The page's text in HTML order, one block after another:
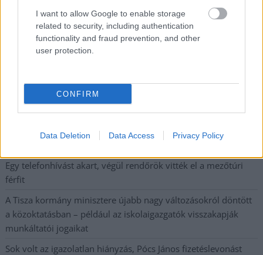
I want to allow Google to enable storage
related to security, including authentication
functionality and fraud prevention, and other
user protection.
CONFIRM
Data Deletion Data Access Privacy Policy
Ön szerint hogy készül a hamisítatlan szolnoki habos isler?
Országos ellenőrzés indult a hazai akkumulátoripari
üzemekben
Györfi Mihály több tucat vállalkozással egyeztetett a
kerékpárgyár dolgozóinak megsegítéséről
41 fok fölé forrósodott az ország, Szolnokon pedig egy másik
Egy telefonhívást akart, végül rendőrök vitték el a mezőtúri
férfit
A Tisza kormány minisztere újabb nagy változásokról döntött
a közoktatásban – például az iskolaigazgatók visszakapják
munkáltatói jogaikat
Sok volt az igazolatlan hiányzás, Pócs János fizetéslevonást